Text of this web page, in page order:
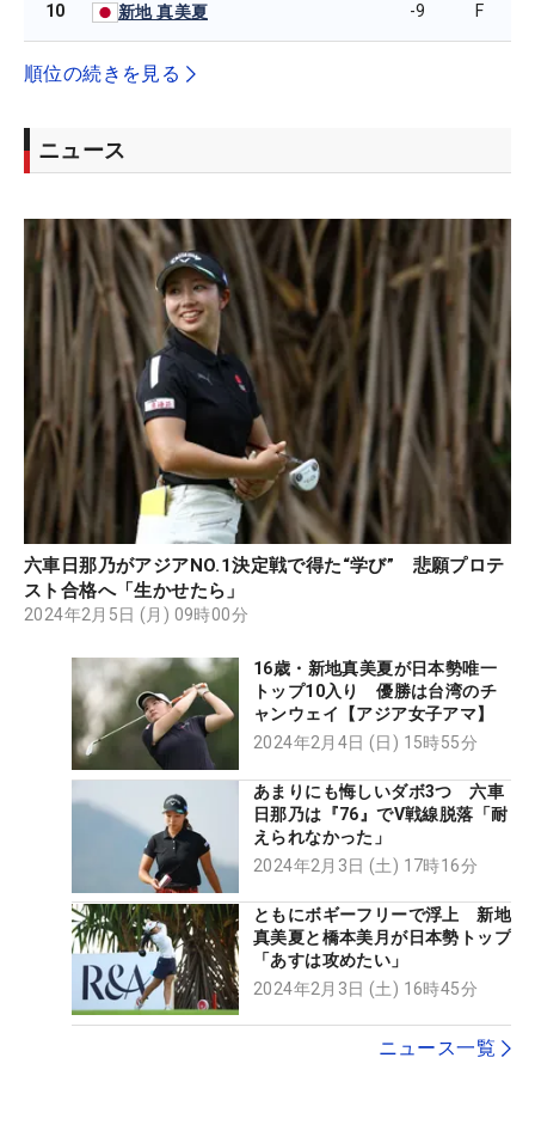
10 新地 真美夏 -9 F
順位の続きを見る
ニュース
六車日那乃がアジアNO.1決定戦で得た“学び” 悲願プロテ
スト合格へ「生かせたら」
2024年2月5日 (月) 09時00分
16歳・新地真美夏が日本勢唯一
トップ10入り 優勝は台湾のチ
ャンウェイ【アジア女子アマ】
2024年2月4日 (日) 15時55分
あまりにも悔しいダボ3つ 六車
日那乃は『76』でV戦線脱落「耐
えられなかった」
2024年2月3日 (土) 17時16分
ともにボギーフリーで浮上 新地
真美夏と橋本美月が日本勢トップ
「あすは攻めたい」
2024年2月3日 (土) 16時45分
ニュース一覧